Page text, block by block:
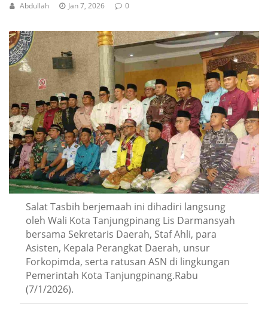
Abdullah Jan 7, 2026 0
Salat Tasbih berjemaah ini dihadiri langsung
oleh Wali Kota Tanjungpinang Lis Darmansyah
bersama Sekretaris Daerah, Staf Ahli, para
Asisten, Kepala Perangkat Daerah, unsur
Forkopimda, serta ratusan ASN di lingkungan
Pemerintah Kota Tanjungpinang.Rabu
(7/1/2026).